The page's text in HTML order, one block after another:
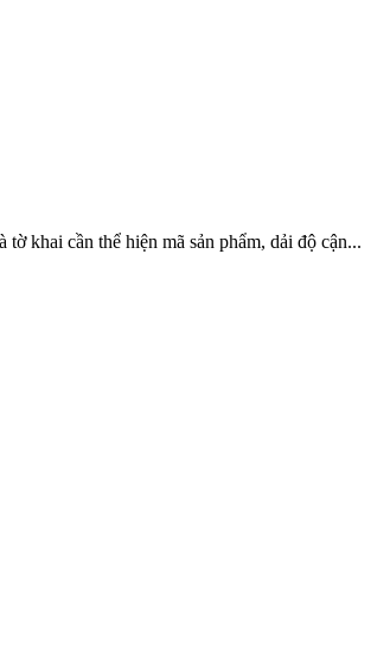
khai cần thể hiện mã sản phẩm, dải độ cận...